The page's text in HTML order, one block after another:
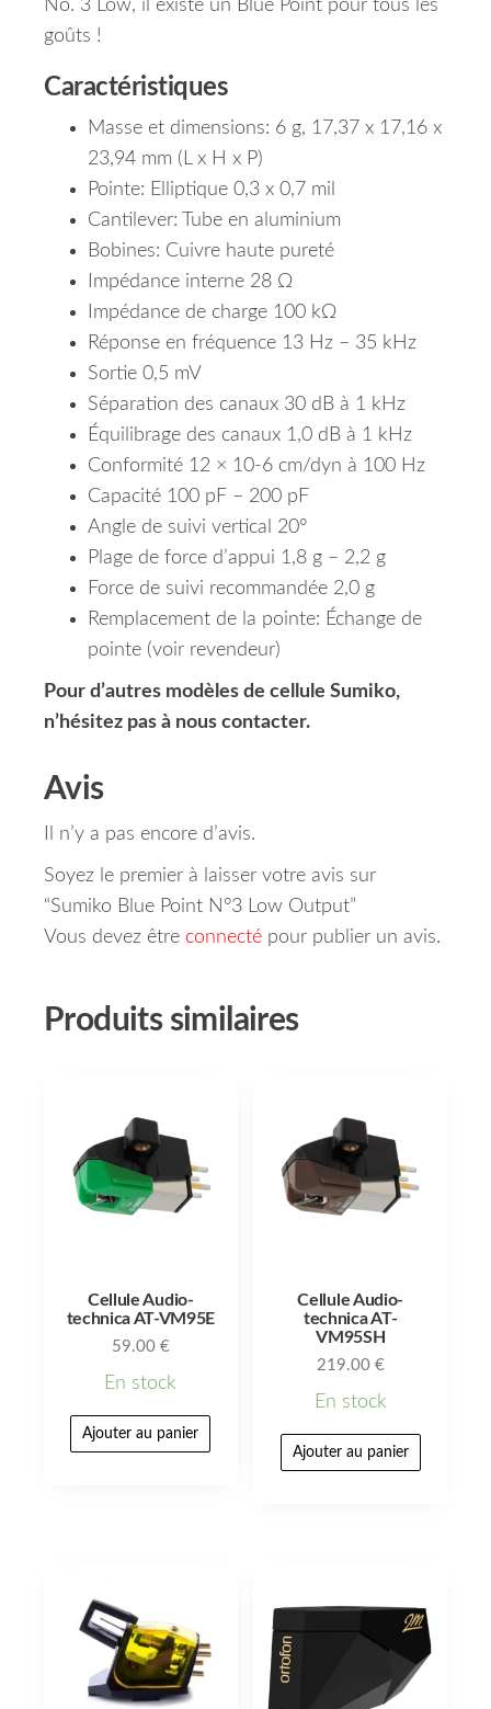
No. 3 Low, il existe un Blue Point pour tous les
goûts !
Caractéristiques
Masse et dimensions: 6 g, 17,37 x 17,16 x
23,94 mm (L x H x P)
Pointe: Elliptique 0,3 x 0,7 mil
Cantilever: Tube en aluminium
Bobines: Cuivre haute pureté
Impédance interne 28 Ω
Impédance de charge 100 kΩ
Réponse en fréquence 13 Hz – 35 kHz
Sortie 0,5 mV
Séparation des canaux 30 dB à 1 kHz
Équilibrage des canaux 1,0 dB à 1 kHz
Conformité 12 × 10-6 cm/dyn à 100 Hz
Capacité 100 pF – 200 pF
Angle de suivi vertical 20°
Plage de force d’appui 1,8 g – 2,2 g
Force de suivi recommandée 2,0 g
Remplacement de la pointe: Échange de
pointe (voir revendeur)
Pour d’autres modèles de cellule Sumiko,
n’hésitez pas à nous contacter.
Avis
Il n’y a pas encore d’avis.
Soyez le premier à laisser votre avis sur
“Sumiko Blue Point N°3 Low Output”
Vous devez être connecté pour publier un avis.
Produits similaires
Cellule Audio-
technica AT-VM95E
59.00 €
En stock
Ajouter au panier
Cellule Audio-
technica AT-
VM95SH
219.00 €
En stock
Ajouter au panier